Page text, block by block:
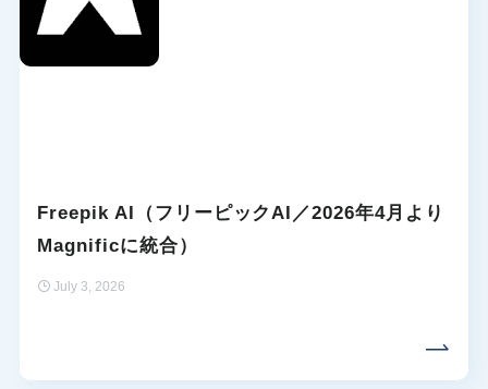
Freepik AI（フリーピックAI／2026年4月より
Magnificに統合）
July 3, 2026